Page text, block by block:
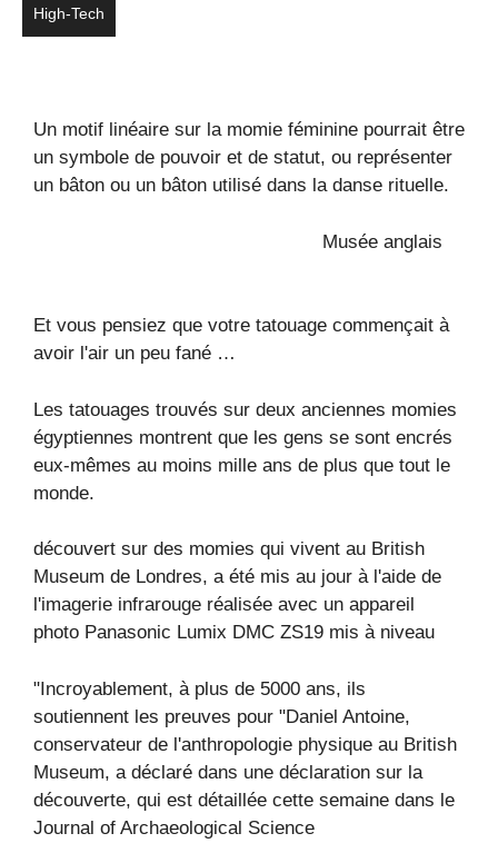
High-Tech
Un motif linéaire sur la momie féminine pourrait être
un symbole de pouvoir et de statut, ou représenter
un bâton ou un bâton utilisé dans la danse rituelle.
Musée anglais
Et vous pensiez que votre tatouage commençait à
avoir l'air un peu fané …
Les tatouages ​​trouvés sur deux anciennes momies
égyptiennes montrent que les gens se sont encrés
eux-mêmes au moins mille ans de plus que tout le
monde.
découvert sur des momies qui vivent au British
Museum de Londres, a été mis au jour à l'aide de
l'imagerie infrarouge réalisée avec un appareil
photo Panasonic Lumix DMC ZS19 mis à niveau
"Incroyablement, à plus de 5000 ans, ils
soutiennent les preuves pour "Daniel Antoine,
conservateur de l'anthropologie physique au British
Museum, a déclaré dans une déclaration sur la
découverte, qui est détaillée cette semaine dans le
Journal of Archaeological Science